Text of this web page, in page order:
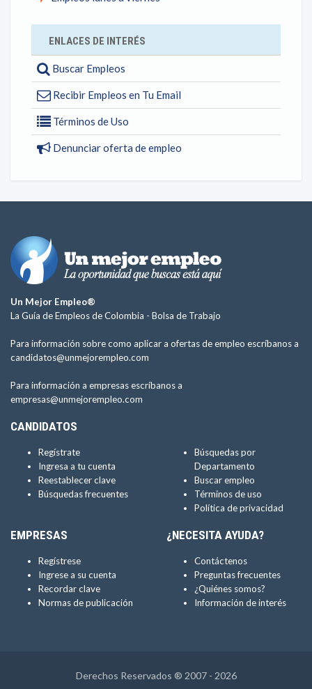
ENLACES DE INTERÉS
Buscar Empleos
Recibir Empleos en Tu Email
Términos de Uso
Denunciar oferta de empleo
Un Mejor Empleo®
La Guía de Empleos de Colombia - Bolsa de Trabajo
Para información sobre como aplicar a ofertas de empleo escríbanos a
candidatos@unmejorempleo.com
Para información a empresas escríbanos a
empresas@unmejorempleo.com
CANDIDATOS
Regístrate
Ingresa a tu cuenta
Reestablecer clave
Búsquedas frecuentes
Búsquedas por
Departamento
Buscar empleo
Términos de uso
Política de privacidad
EMPRESAS
Regístrese
Ingrese a su cuenta
Recordar clave
Normas de publicación
¿NECESITA AYUDA?
Contáctenos
Preguntas frecuentes
¿Quiénes somos?
Información de interés
Derechos Reservados ® 2007 - 2026